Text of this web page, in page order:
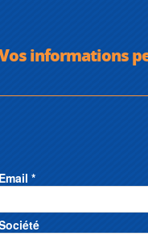
informations
Email *